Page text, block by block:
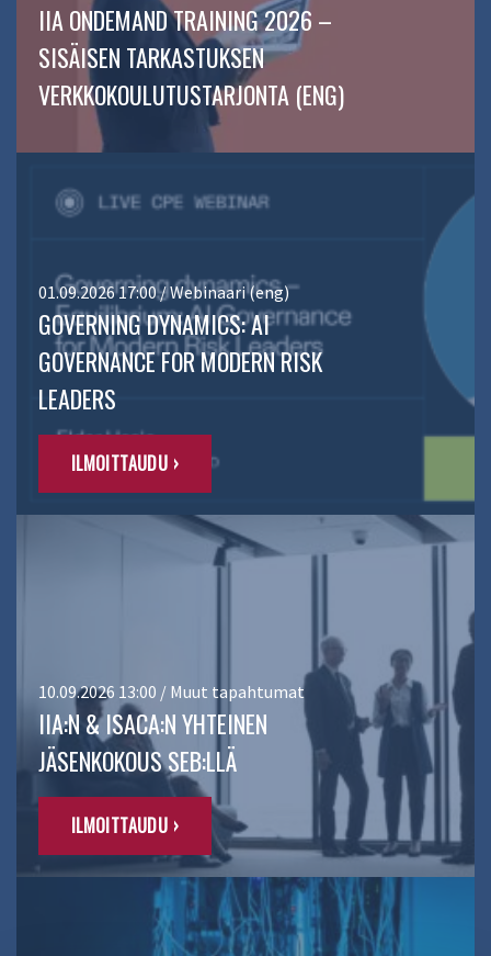
IIA ONDEMAND TRAINING 2026 –
SISÄISEN TARKASTUKSEN
VERKKOKOULUTUSTARJONTA (ENG)
01.09.2026 17:00 / Webinaari (eng)
GOVERNING DYNAMICS: AI
GOVERNANCE FOR MODERN RISK
LEADERS
ILMOITTAUDU ›
10.09.2026 13:00 / Muut tapahtumat
IIA:N & ISACA:N YHTEINEN
JÄSENKOKOUS SEB:LLÄ
ILMOITTAUDU ›